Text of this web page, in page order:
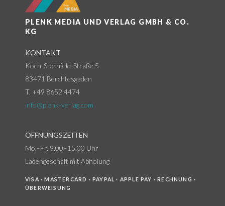
PLENK MEDIA UND VERLAG GMBH & CO.
KG
KONTAKT
Koch-Sternfeld-Straße 5
83471 Berchtesgaden
T. +49 8652 4474
info@plenk-verlag.com
ÖFFNUNGSZEITEN
Mo.–Fr. 9.00–15.00 Uhr
Ladengeschäft mit Abholung
VISA · MASTERCARD · PAYPAL · APPLE PAY · RECHNUNG ·
ÜBERWEISUNG